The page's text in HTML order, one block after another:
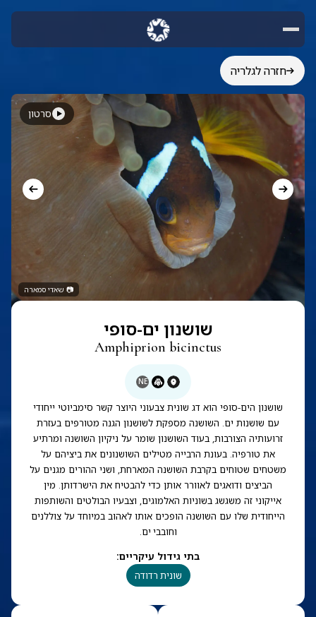
חזרה לגלריה
📷 שאדי סמארה
סרטון
שושנון ים-סופי
Amphiprion bicinctus
NE
שושנון הים-סופי הוא דג שונית צבעוני היוצר קשר סימביוטי ייחודי
עם שושנות ים. השושנה מספקת לשושנון הגנה מטורפים בעזרת
זרועותיה הצורבות, בעוד השושנון שומר על ניקיון השושנה ומרתיע
את טורפיה. בעונת הרבייה מטילים השושנונים את ביציהם על
משטחים שטוחים בקרבת השושנה המארחת, ושני ההורים מגנים על
הביצים ודואגים לאוורר אותן כדי להבטיח את הישרדותן. מין
אייקוני זה משגשג בשוניות האלמוגים, וצבעיו הבולטים והשותפות
הייחודית שלו עם השושנה הופכים אותו לאהוב במיוחד על צוללנים
וחובבי ים.
בתי גידול עיקריים:
שונית רדודה